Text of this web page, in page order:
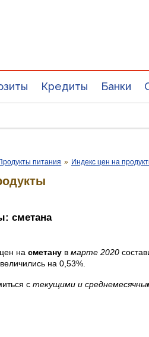
Кредиты Банки
питания » Индекс цен на
сметана
на сметану в марте 2020
на 0,53%.
с текущими и